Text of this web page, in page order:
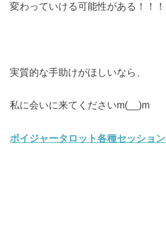
変わっていける可能性がある！！！
実質的な手助けがほしいなら、
私に会いに来てくださいm(__)m
ボイジャータロット各種セッション